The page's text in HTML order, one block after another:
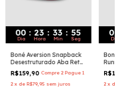
00 : 23 : 33 : 54
Dia Hora Min Seg
Boné Aversion Snapback
Desestruturado Aba Reta
Vinho - Model Worldwide
R$159,90 Compre 2 Pague 1
2 x de R$79,95 sem juros
00
Dia
Boné
-
2 x de